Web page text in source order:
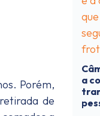
Porém,
de
a